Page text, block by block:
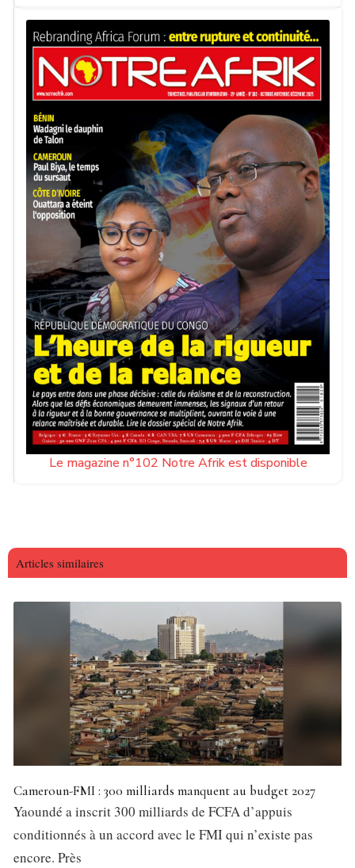
Le magazine n°102 Notre Afrik est disponible
Articles similaires
Cameroun-FMI : 300 milliards manquent au budget 2027
Yaoundé a inscrit 300 milliards de FCFA d’appuis
conditionnés à un accord avec le FMI qui n’existe pas
encore. Près